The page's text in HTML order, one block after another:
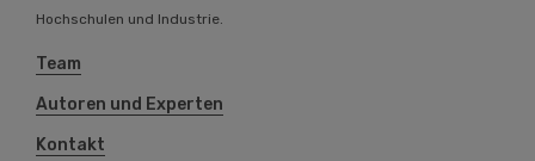
Hochschulen und Industrie.
Team
Autoren und Experten
Kontakt